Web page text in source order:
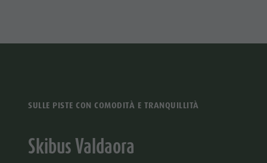
SULLE PISTE CON COMODITÀ E TRANQUILLITÀ
Skibus Valdaora